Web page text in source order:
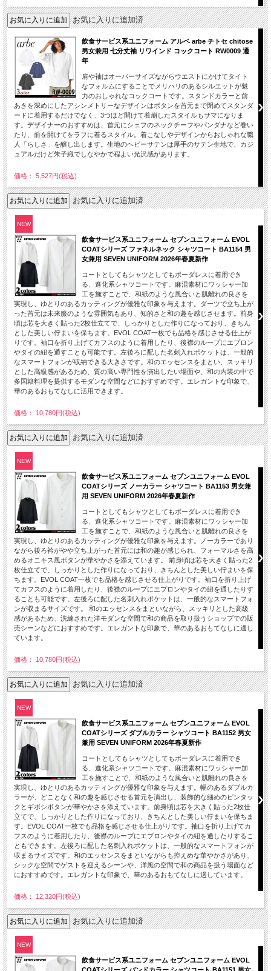
お気に入りに追加済
飲食サービス系ユニフォーム アルベ arbe チトセ chitose
男女兼用 七分丈袖 リワインド コックコート RW0009 通
年
肩や袖はオーバーサイズながらウエストにかけてタイト
なフォルムにすることでメリハリのあるシルエットが魅
力のおしゃれなコックコートです。スタンドカラーと前
あきを深めにしたアシンメトリーなデザインはボタンを首元まで閉めてスタンダ
ードに着用するだけでなく、3つほど開けて着崩したスタイルもサマになりま
す。デザイナーのおすすめは、首元にシェフのネックチーフやバンダナなど巻い
たり、前を開けてをラフに着るスタイル。着こなしやデザインからおしゃれな職
人「らしさ」を醸し出します。生地のヘビーサテンは厚手のサテン生地で、カジ
ュアルだけど朱子織でしなやかで程よい光沢感があります。
価格： 5,527円(税込)
お気に入りに追加済
NEW
飲食サービス系ユニフォーム セブンユニフォーム EVOL
COATシリーズ ファネルネック シャツコート BA1154 男
女兼用 SEVEN UNIFORM 2026年春夏新作
コートとしてもシャツとしてもボーダレスに着用でき
る、進化系シャツコートです。麻混素材にワッシャー加
工を施すことで、和紙のような風合いと肌離れの良さを
実現し、ゆとりのあるカッティングが優雅な印象を与えます。ダーツで立ち上が
った首元は未来服のような雰囲気もあり、知的さと和の趣を感じさせます。前身
頃は芯を大きく貼った2枚仕立てで、しっかりとした作りになっており、きちん
とした美しい佇まいを保ちます。EVOL COAT一枚でも品格を感じさせる仕上が
りです。袖口を折り上げてカフスのように着用したり、後襟のループにエプロン
やタイの紐を通すことも可能です。左後ろに配した名刺入れポケットは、一般的
なスマートフォンが収納できる大きさです。和のエッセンスをまとい、スッキリ
とした高級感があるため、質の高い専門性を演出したい場面や、和の内装の中で
多国籍料理を提供するモダンな空間などにおすすめです。エレガントな印象で、
華のあるおもてなしに活用できます。
価格： 10,780円(税込)
お気に入りに追加済
NEW
飲食サービス系ユニフォーム セブンユニフォーム EVOL
COATシリーズ ノーカラー シャツコート BA1153 男女兼
用 SEVEN UNIFORM 2026年春夏新作
コートとしてもシャツとしてもボーダレスに着用でき
る、進化系シャツコートです。麻混素材にワッシャー加
工を施すことで、和紙のような風合いと肌離れの良さを
実現し、ゆとりのあるカッティングが優雅な印象を与えます。ノーカラーであり
ながら後ろ衿がやや立ち上がった首元には和の趣が感じられ、フォーマルさを高
めるオニキス風ボタンが華やかさを添えています。 前身頃は芯を大きく貼った2
枚仕立てで、しっかりとした作りになっており、きちんとした美しい佇まいを保
ちます。EVOL COAT一枚でも品格を感じさせる仕上がりです。袖口を折り上げ
てカフスのように着用したり、後襟のループにエプロンやタイの紐を通したりす
ることも可能です。左後ろに配した名刺入れポケットは、一般的なスマートフォ
ンが収まるサイズです。 和のエッセンスをまといながら、スッキリとした高級
感があるため、洗練された洋モダンな空間で和の商品を取り扱うショップでの販
売シーンなどにおすすめです。エレガントな印象で、華のあるおもてなしに適し
ています。
価格： 10,780円(税込)
お気に入りに追加済
NEW
飲食サービス系ユニフォーム セブンユニフォーム EVOL
COATシリーズ ダブルカラー シャツコート BA1152 男女
兼用 SEVEN UNIFORM 2026年春夏新作
コートとしてもシャツとしてもボーダレスに着用でき
る、進化系シャツコートです。麻混素材にワッシャー加
工を施すことで、和紙のような風合いと肌離れの良さを
実現し、ゆとりのあるカッティングが優雅な印象を与えます。幅のあるダブルカ
ラーが、どことなく和の趣を感じさせる首元を演出し、装飾的な細めのピンタッ
クとギボシボタンが華やかさを添えています。前身頃は芯を大きく貼った2枚仕
立てで、しっかりとした作りになっており、きちんとした美しい佇まいを保ちま
す。EVOL COAT一枚でも品格を感じさせる仕上がりです。袖口を折り上げてカ
フスのように着用したり、後襟のループにエプロンやタイの紐を通したりするこ
ともできます。左後ろに配した名刺入れポケットは、一般的なスマートフォンが
収まるサイズです。和のエッセンスをまといながらも控えめな華やかさがあり、
シックな空間でゲストを迎えるシーンや、洋風の空間で和の商品を扱う場面など
におすすめです。エレガントな印象で、華のあるおもてなしに適しています。
価格： 12,320円(税込)
お気に入りに追加済
NEW
飲食サービス系ユニフォーム セブンユニフォーム EVOL